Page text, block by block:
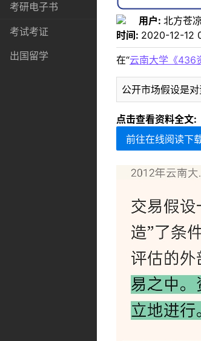
考研电子书
考试考证
出国留学
用户: 北方苍
时间: 2020-12-12
在“云南大学《436
公开市场假设是
点击查看资料全文:
前往在线阅读下